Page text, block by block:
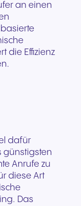
an einen
die Effizienz
dafür
günstigsten
Anrufe zu
diese Art
Das